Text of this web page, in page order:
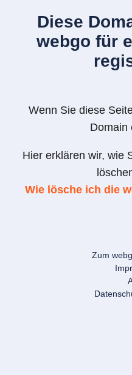
Diese
webgo für
Wenn Sie diese
Domain
Hier erklären wir, wie
Wie lösche ich die
Zum